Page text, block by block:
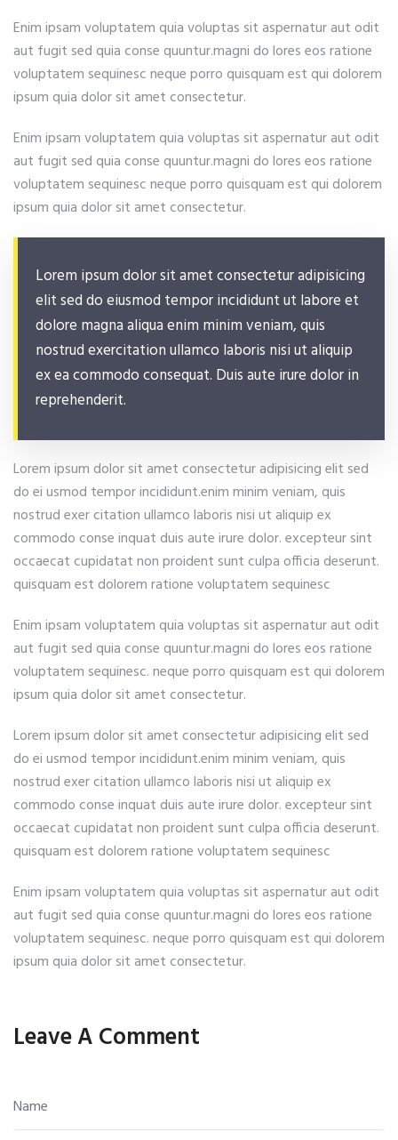
Enim ipsam voluptatem quia voluptas sit aspernatur aut odit
aut fugit sed quia conse quuntur.magni do lores eos ratione
voluptatem sequinesc neque porro quisquam est qui dolorem
ipsum quia dolor sit amet consectetur.
Enim ipsam voluptatem quia voluptas sit aspernatur aut odit
aut fugit sed quia conse quuntur.magni do lores eos ratione
voluptatem sequinesc neque porro quisquam est qui dolorem
ipsum quia dolor sit amet consectetur.
Lorem ipsum dolor sit amet consectetur adipisicing
elit sed do eiusmod tempor incididunt ut labore et
dolore magna aliqua enim minim veniam, quis
nostrud exercitation ullamco laboris nisi ut aliquip
ex ea commodo consequat. Duis aute irure dolor in
reprehenderit.
Lorem ipsum dolor sit amet consectetur adipisicing elit sed
do ei usmod tempor incididunt.enim minim veniam, quis
nostrud exer citation ullamco laboris nisi ut aliquip ex
commodo conse inquat duis aute irure dolor. excepteur sint
occaecat cupidatat non proident sunt culpa officia deserunt.
quisquam est dolorem ratione voluptatem sequinesc
Enim ipsam voluptatem quia voluptas sit aspernatur aut odit
aut fugit sed quia conse quuntur.magni do lores eos ratione
voluptatem sequinesc. neque porro quisquam est qui dolorem
ipsum quia dolor sit amet consectetur.
Lorem ipsum dolor sit amet consectetur adipisicing elit sed
do ei usmod tempor incididunt.enim minim veniam, quis
nostrud exer citation ullamco laboris nisi ut aliquip ex
commodo conse inquat duis aute irure dolor. excepteur sint
occaecat cupidatat non proident sunt culpa officia deserunt.
quisquam est dolorem ratione voluptatem sequinesc
Enim ipsam voluptatem quia voluptas sit aspernatur aut odit
aut fugit sed quia conse quuntur.magni do lores eos ratione
voluptatem sequinesc. neque porro quisquam est qui dolorem
ipsum quia dolor sit amet consectetur.
Leave A Comment